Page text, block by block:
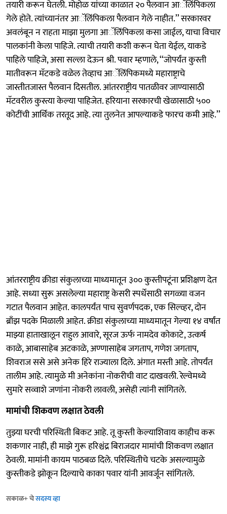
तयारी करून घेतली. मोहोळ यांच्या काळात २० पैलवान आॅलिंपिकला
गेले होते. त्यांच्यानंतर आॅलिंपिकला पैलवान गेले नाहीत.’’ सरकारवर
अवलंबून न राहता माझा मुलगा आॅलिंपिकला कसा जाईल, याचा विचार
पालकांनी केला पाहिजे. त्याची तयारी कशी करून घेता येईल, याकडे
पाहिले पाहिजे, असा सल्ला देऊन श्री. पवार म्हणाले, ‘‘जोपर्यंत कुस्ती
मातीवरून मॅटकडे वळेल तेव्हाच आॅलिंपिकमध्ये महाराष्ट्राचे
जास्तीतजास्त पैलवान दिसतील. आंतरराष्ट्रीय पातळीवर जाण्यासाठी
मॅटवरील कुस्त्या केल्या पाहिजेत. हरियाना सरकारची खेळासाठी ५००
कोटींची आर्थिक तरतूद आहे. त्या तुलनेत आपल्याकडे फारच कमी आहे.’’
आंतरराष्ट्रीय क्रीडा संकुलाच्या माध्यमातून ३०० कुस्तीपटूंना प्रशिक्षण देत
आहे. सध्या सुरू असलेल्या महाराष्ट्र केसरी स्पर्धेसाठी सगळ्या वजन
गटात पैलवान आहेत. कालपर्यंत पाच सुवर्णपदक, एक सिल्व्हर, दोन
ब्राँझ पदके मिळाली आहेत. क्रीडा संकुलाच्या माध्यमातून गेल्या १४ वर्षांत
माझ्या हाताखालून राहुल आवारे, सूरज ऊर्फ नामदेव कोकाटे, उत्कर्ष
काळे, आबासाहेब अटकाळे, अण्णासाहेब जगताप, गणेश जगताप,
शिवराज ससे असे अनेक हिरे राज्याला दिले. अंगात मस्ती आहे. तोपर्यंत
तालीम आहे. त्यामुळे मी अनेकांना नोकरीची वाट दाखवली. रेल्वेमध्ये
सुमारे सव्वाशे जणांना नोकरी लावली, असेही त्यांनी सांगितले.
मामांची शिकवण लक्षात ठेवली
तुझ्या घरची परिस्थिती बिकट आहे. तू कुस्ती केल्याशिवाय काहीच करू
शकणार नाही, ही माझे गुरू हरिश्चंद्र बिराजदार मामांची शिकवण लक्षात
ठेवली. मामांनी कायम पाठबळ दिले. परिस्थितीचे चटके असल्यामुळे
कुस्तीकडे झोकून दिल्याचे काका पवार यांनी आवर्जून सांगितले.
सकाळ+ चेसदस्य व्हा